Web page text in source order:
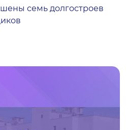
семь долгостроев